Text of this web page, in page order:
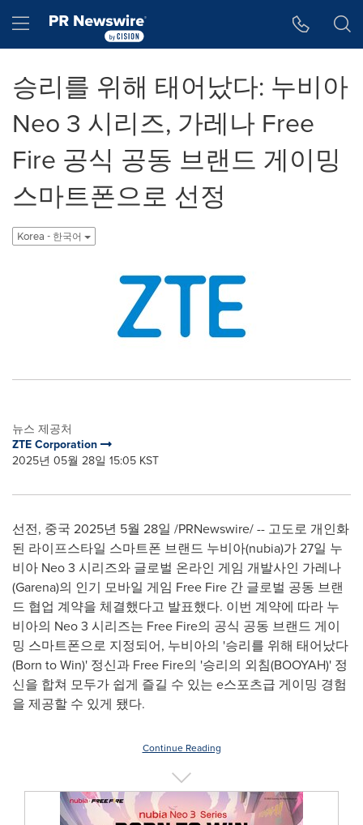
Hamburger menu
승리를 위해 태어났다: 누비아
Neo 3 시리즈, 가레나 Free
Fire 공식 공동 브랜드 게이밍
스마트폰으로 선정
Korea - 한국어
뉴스 제공처
ZTE Corporation
2025년 05월 28일 15:05 KST
선전, 중국 2025년 5월 28일 /PRNewswire/ -- 고도로 개인화
된 라이프스타일 스마트폰 브랜드 누비아(nubia)가 27일 누
비아 Neo 3 시리즈와 글로벌 온라인 게임 개발사인 가레나
(Garena)의 인기 모바일 게임 Free Fire 간 글로벌 공동 브랜
드 협업 계약을 체결했다고 발표했다. 이번 계약에 따라 누
비아의 Neo 3 시리즈는 Free Fire의 공식 공동 브랜드 게이
밍 스마트폰으로 지정되어, 누비아의 '승리를 위해 태어났다
(Born to Win)' 정신과 Free Fire의 '승리의 외침(BOOYAH)' 정
신을 합쳐 모두가 쉽게 즐길 수 있는 e스포츠급 게이밍 경험
을 제공할 수 있게 됐다.
Continue Reading